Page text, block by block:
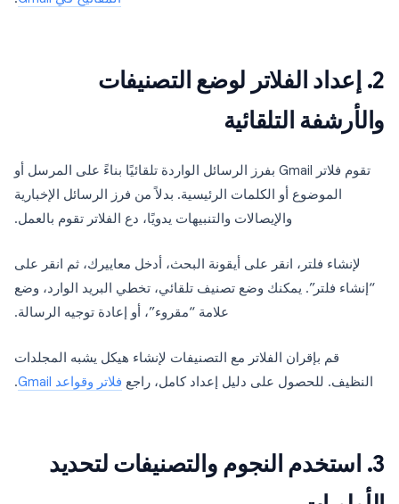
2. إعداد الفلاتر لوضع التصنيفات
والأرشفة التلقائية
تقوم فلاتر Gmail بفرز الرسائل الواردة تلقائيًا بناءً على المرسل أو
الموضوع أو الكلمات الرئيسية. بدلاً من فرز الرسائل الإخبارية
والإيصالات والتنبيهات يدويًا، دع الفلاتر تقوم بالعمل.
لإنشاء فلتر، انقر على أيقونة البحث، أدخل معاييرك، ثم انقر على
“إنشاء فلتر”. يمكنك وضع تصنيف تلقائي، تخطي البريد الوارد، وضع
علامة “مقروء”، أو إعادة توجيه الرسالة.
قم بإقران الفلاتر مع التصنيفات لإنشاء هيكل يشبه المجلدات
النظيف. للحصول على دليل إعداد كامل، راجع فلاتر وقواعد Gmail .
3. استخدم النجوم والتصنيفات لتحديد